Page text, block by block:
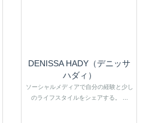
DENISSA HADY（デニッサ
ハダィ）
ソーシャルメディアで自分の経験と少し
のライフスタイルをシェアする。 ...